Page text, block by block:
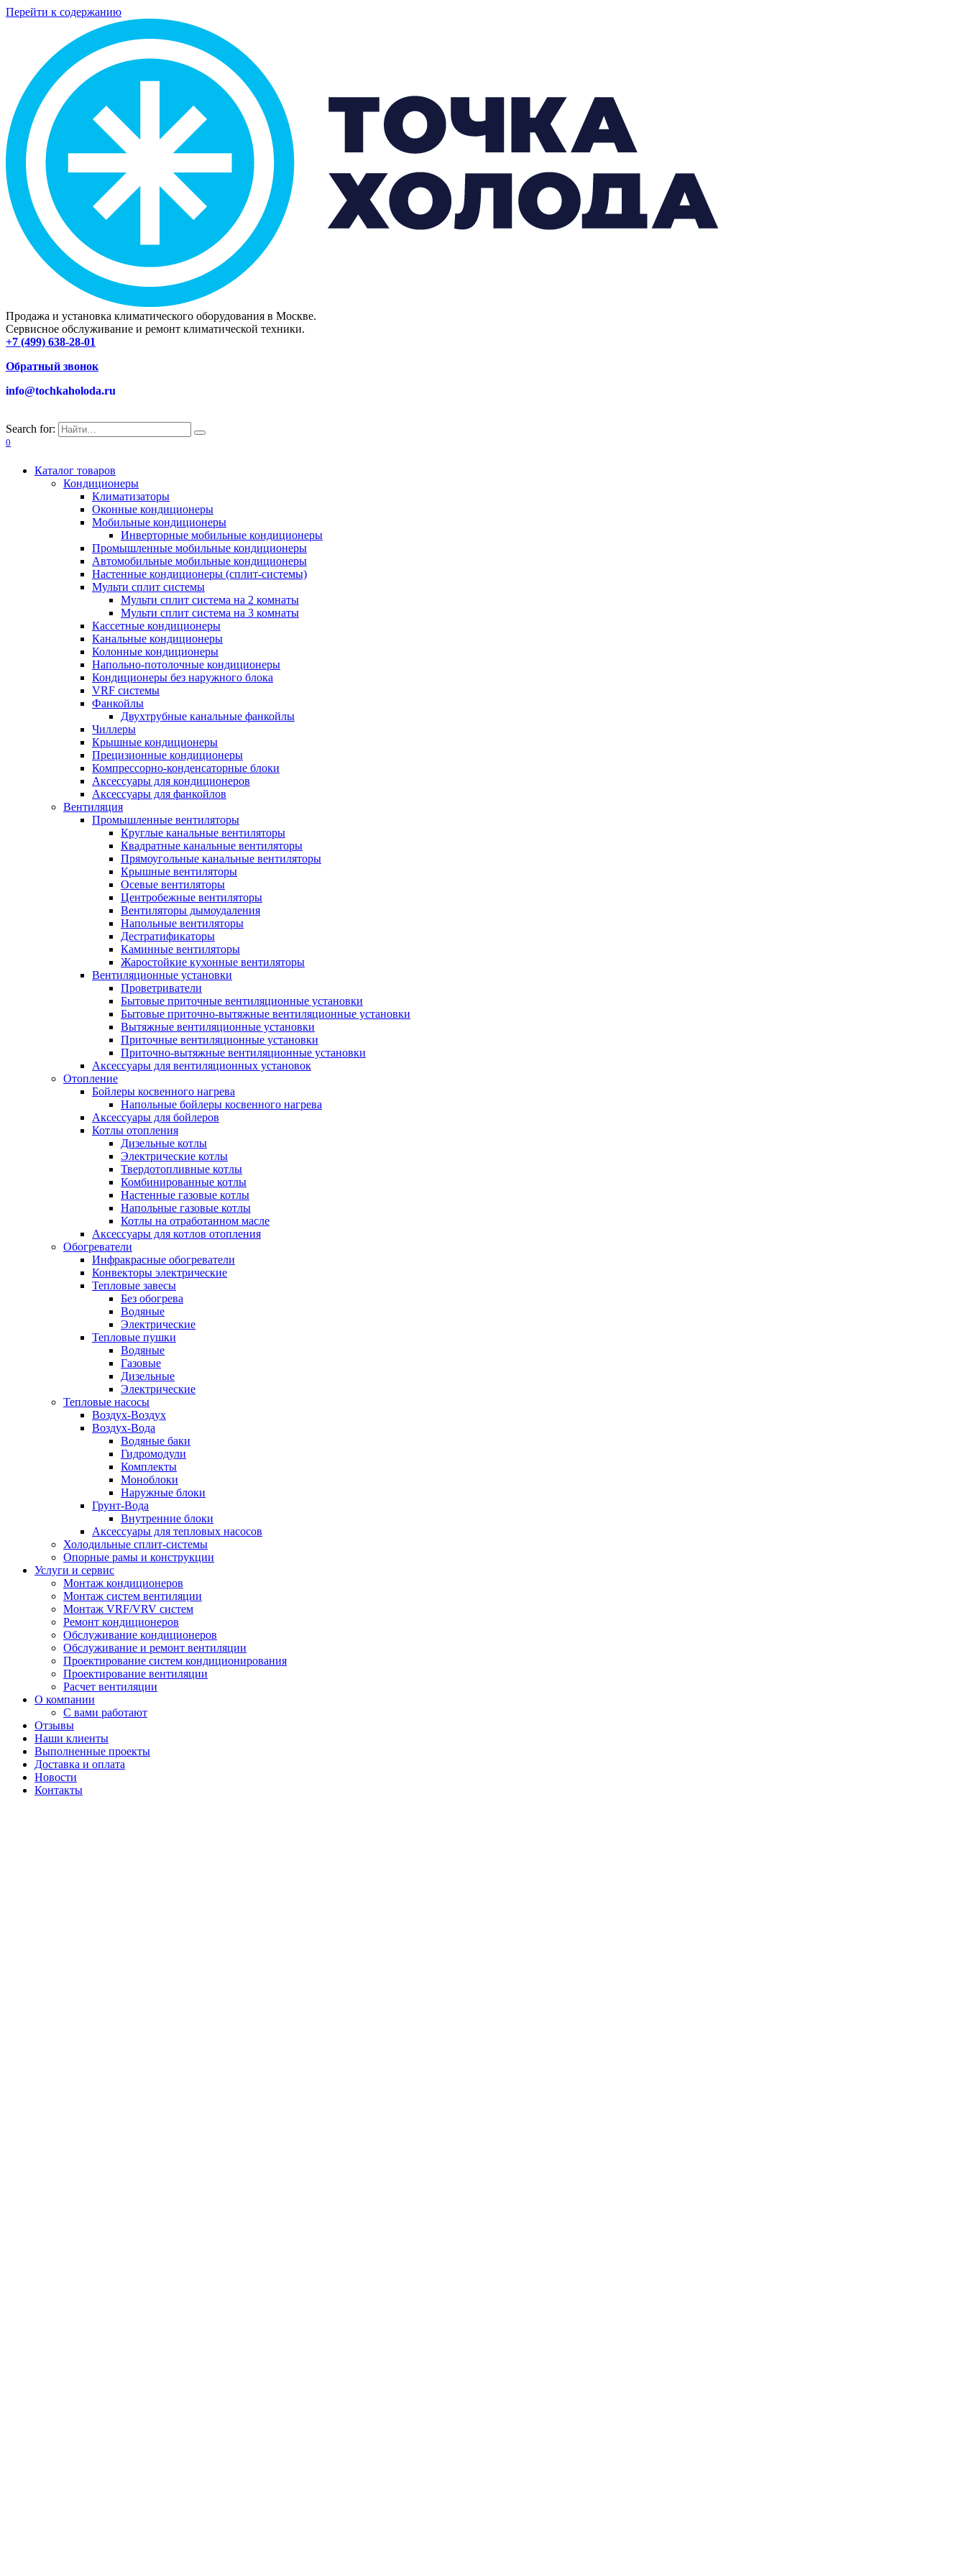
Перейти к содержанию
Продажа и установка климатического оборудования в Москве.
Сервисное обслуживание и ремонт климатической техники.
+7 (499) 638-28-01
Обратный звонок
info@tochkaholoda.ru
Search for:
0
Каталог товаров
Кондиционеры
Климатизаторы
Оконные кондиционеры
Мобильные кондиционеры
Инверторные мобильные кондиционеры
Промышленные мобильные кондиционеры
Автомобильные мобильные кондиционеры
Настенные кондиционеры (сплит-системы)
Мульти сплит системы
Мульти сплит система на 2 комнаты
Мульти сплит система на 3 комнаты
Кассетные кондиционеры
Канальные кондиционеры
Колонные кондиционеры
Напольно-потолочные кондиционеры
Кондиционеры без наружного блока
VRF системы
Фанкойлы
Двухтрубные канальные фанкойлы
Чиллеры
Крышные кондиционеры
Прецизионные кондиционеры
Компрессорно-конденсаторные блоки
Аксессуары для кондиционеров
Аксессуары для фанкойлов
Вентиляция
Промышленные вентиляторы
Круглые канальные вентиляторы
Квадратные канальные вентиляторы
Прямоугольные канальные вентиляторы
Крышные вентиляторы
Осевые вентиляторы
Центробежные вентиляторы
Вентиляторы дымоудаления
Напольные вентиляторы
Дестратификаторы
Каминные вентиляторы
Жаростойкие кухонные вентиляторы
Вентиляционные установки
Проветриватели
Бытовые приточные вентиляционные установки
Бытовые приточно-вытяжные вентиляционные установки
Вытяжные вентиляционные установки
Приточные вентиляционные установки
Приточно-вытяжные вентиляционные установки
Аксессуары для вентиляционных установок
Отопление
Бойлеры косвенного нагрева
Напольные бойлеры косвенного нагрева
Аксессуары для бойлеров
Котлы отопления
Дизельные котлы
Электрические котлы
Твердотопливные котлы
Комбинированные котлы
Настенные газовые котлы
Напольные газовые котлы
Котлы на отработанном масле
Аксессуары для котлов отопления
Обогреватели
Инфракрасные обогреватели
Конвекторы электрические
Тепловые завесы
Без обогрева
Водяные
Электрические
Тепловые пушки
Водяные
Газовые
Дизельные
Электрические
Тепловые насосы
Воздух-Воздух
Воздух-Вода
Водяные баки
Гидромодули
Комплекты
Моноблоки
Наружные блоки
Грунт-Вода
Внутренние блоки
Аксессуары для тепловых насосов
Холодильные сплит-системы
Опорные рамы и конструкции
Услуги и сервис
Монтаж кондиционеров
Монтаж систем вентиляции
Монтаж VRF/VRV систем
Ремонт кондиционеров
Обслуживание кондиционеров
Обслуживание и ремонт вентиляции
Проектирование систем кондиционирования
Проектирование вентиляции
Расчет вентиляции
О компании
С вами работают
Отзывы
Наши клиенты
Выполненные проекты
Доставка и оплата
Новости
Контакты